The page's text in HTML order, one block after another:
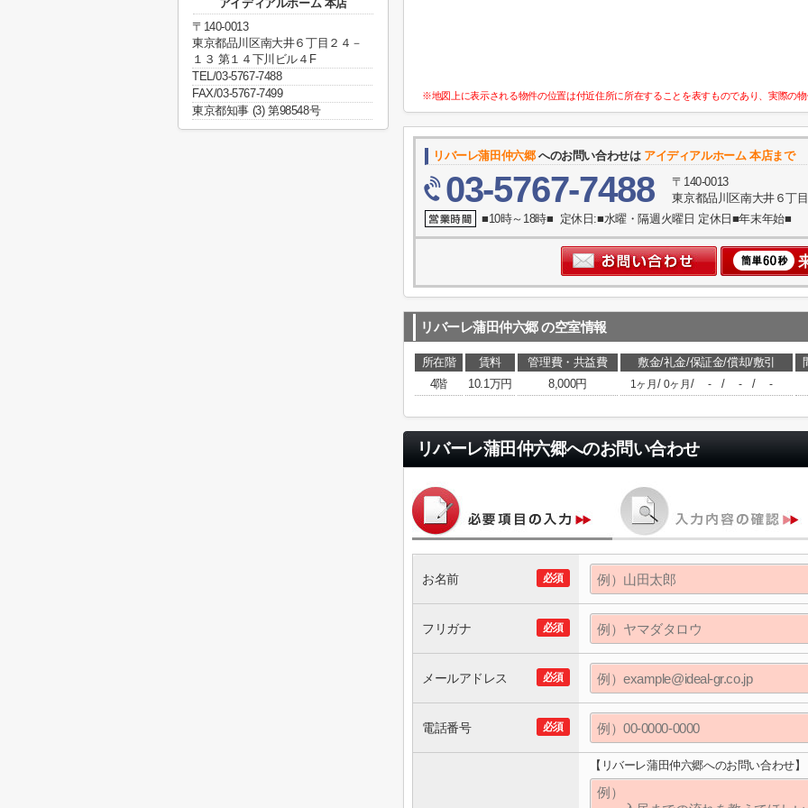
※地図上に表示される物件の位置は付近住所に所在することを表すものであり、実際の
リバーレ蒲田仲六郷へのお問い合わせは アイディアルホーム 本店まで
03-5767-7488
〒140-0013
東京都品川区南大井６丁
■10時～18時■ 定休日:■水曜・隔週火曜日 定休日■年末年始■
リバーレ蒲田仲六郷の空室情報
所在階 賃料 管理費・共益費 敷金/礼金/保証金/償却/敷引
4階
10.1万円 8,000円 1ヶ月 / 0ヶ月 / - / - / -
リバーレ蒲田仲六郷へのお問い合わせ
必須
お名前
必須
フリガナ
必須
メールアドレス
必須
電話番号
【リバーレ蒲田仲六郷へのお問い合わせ】
アイディアルホーム 本店
〒140-0013
東京都品川区南大井６丁目２４－
１３ 第１４下川ビル４F
TEL/03-5767-7488
FAX/03-5767-7499
東京都知事 (3) 第98548号